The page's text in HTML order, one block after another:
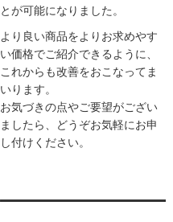
とが可能になりました。
より良い商品をよりお求めやす
い価格でご紹介できるように、
これからも改善をおこなってま
いります。
お気づきの点やご要望がござい
ましたら、どうぞお気軽にお申
し付けください。